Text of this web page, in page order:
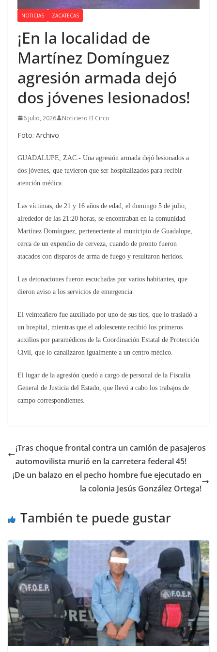
NOTICIAS ZACATECAS
¡En la localidad de
Martínez Domínguez
agresión armada dejó
dos jóvenes lesionados!
6 julio, 2026 Noticiero El Circo
Foto: Archivo
GUADALUPE, ZAC.- Una agresión armada dejó lesionados a
dos jóvenes, que tuvieron que ser hospitalizados para recibir
atención médica.
Las víctimas, de 21 y 16 años de edad, el domingo 5 de julio,
alrededor de las 21:20 horas, se encontraban en la comunidad
Martínez Domínguez, perteneciente al municipio de Guadalupe,
cerca de un expendio de cerveza, cuando de pronto fueron
atacados con disparos de arma de fuego y resultaron heridos.
Las detonaciones fueron escuchadas por varios habitantes, que
dieron aviso a los servicios de emergencia.
El veinteañero fue auxiliado por uno de sus tíos, que lo trasladó a
un hospital, mientras que el adolescente recibió los primeros
auxilios por paramédicos de la Coordinación Estatal de Protección
Civil, que lo canalizaron igualmente a un centro médico.
El lugar de la agresión quedó a cargo de personal de la Fiscalía
General de Justicia del Estado, que llevó a cabo los trabajos de
campo correspondientes.
¡Tras choque frontal contra un camión de pasajeros
automovilista murió en la carretera federal 45!
¡De un balazo en el pecho hombre fue ejecutado en
la colonia Jesús González Ortega!
También te puede gustar